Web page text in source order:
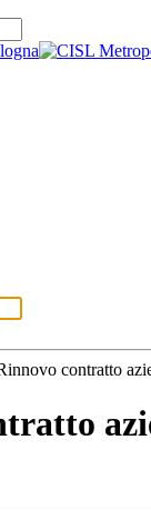
contratto